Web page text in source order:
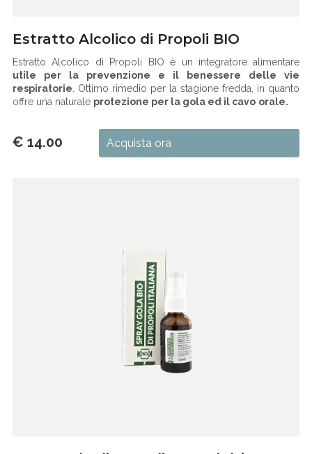
Estratto Alcolico di Propoli BIO
Estratto Alcolico di Propoli BIO è un integratore alimentare
utile per la prevenzione e il benessere delle vie
respiratorie . Ottimo rimedio per la stagione fredda, in quanto
offre una naturale protezione per la gola ed il cavo orale.
€ 14.00 Acquista ora